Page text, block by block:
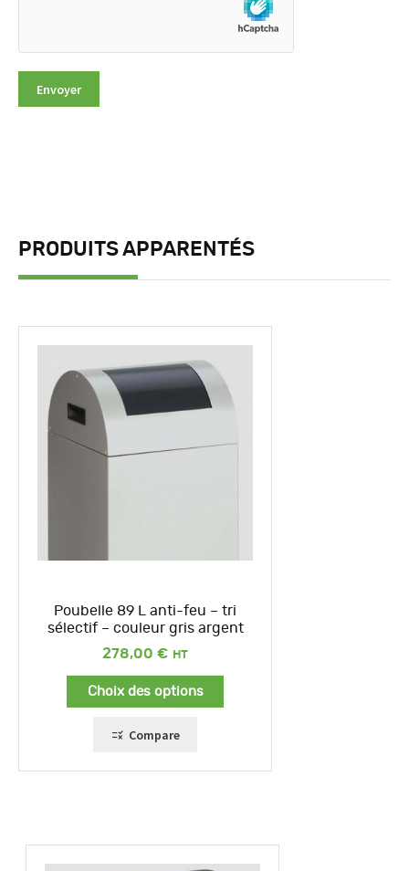
PRODUITS APPARENTÉS
Poubelle 89 L anti-feu – tri
sélectif – couleur gris argent
278,00 €
Choix des options
Compare